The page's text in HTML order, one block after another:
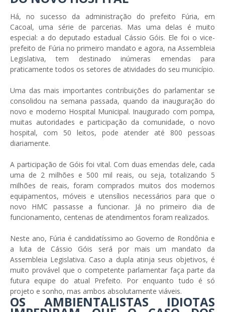
Há, no sucesso da administração do prefeito Fúria, em
Cacoal, uma série de parcerias. Mas uma delas é muito
especial: a do deputado estadual Cássio Góis. Ele foi o vice-
prefeito de Fúria no primeiro mandato e agora, na Assembleia
Legislativa, tem destinado inúmeras emendas para
praticamente todos os setores de atividades do seu município.
Uma das mais importantes contribuições do parlamentar se
consolidou na semana passada, quando da inauguração do
novo e moderno Hospital Municipal. Inaugurado com pompa,
muitas autoridades e participação da comunidade, o novo
hospital, com 50 leitos, pode atender até 800 pessoas
diariamente.
A participação de Góis foi vital. Com duas emendas dele, cada
uma de 2 milhões e 500 mil reais, ou seja, totalizando 5
milhões de reais, foram comprados muitos dos modernos
equipamentos, móveis e utensílios necessários para que o
novo HMC passasse a funcionar. Já no primeiro dia de
funcionamento, centenas de atendimentos foram realizados.
Neste ano, Fúria é candidatíssimo ao Governo de Rondônia e
a luta de Cássio Góis será por mais um mandato da
Assembleia Legislativa. Caso a dupla atinja seus objetivos, é
muito provável que o competente parlamentar faça parte da
futura equipe do atual Prefeito. Por enquanto tudo é só
projeto e sonho, mas ambos absolutamente viáveis.
OS AMBIENTALISTAS IDIOTAS